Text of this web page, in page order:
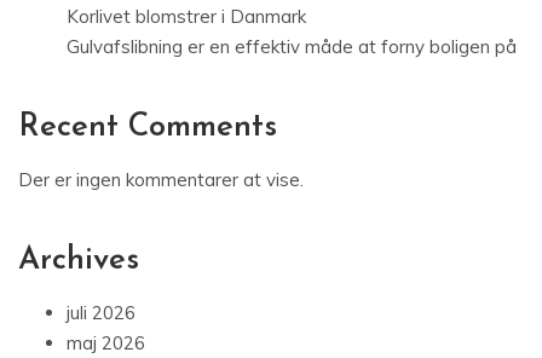
Korlivet blomstrer i Danmark
Gulvafslibning er en effektiv måde at forny boligen på
Recent Comments
Der er ingen kommentarer at vise.
Archives
juli 2026
maj 2026